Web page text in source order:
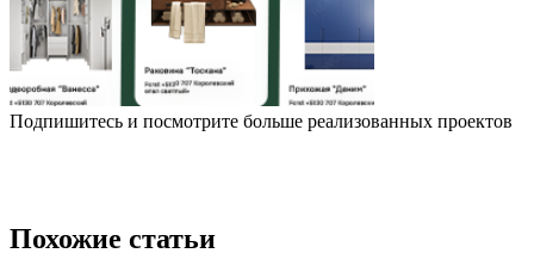
Подпишитесь и посмотрите больше реализованных проектов
Похожие статьи